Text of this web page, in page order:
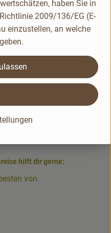
BCD
hilft dir gerne:
von
haben Sie in
2009/136/EG (E-
einzustellen, an welche